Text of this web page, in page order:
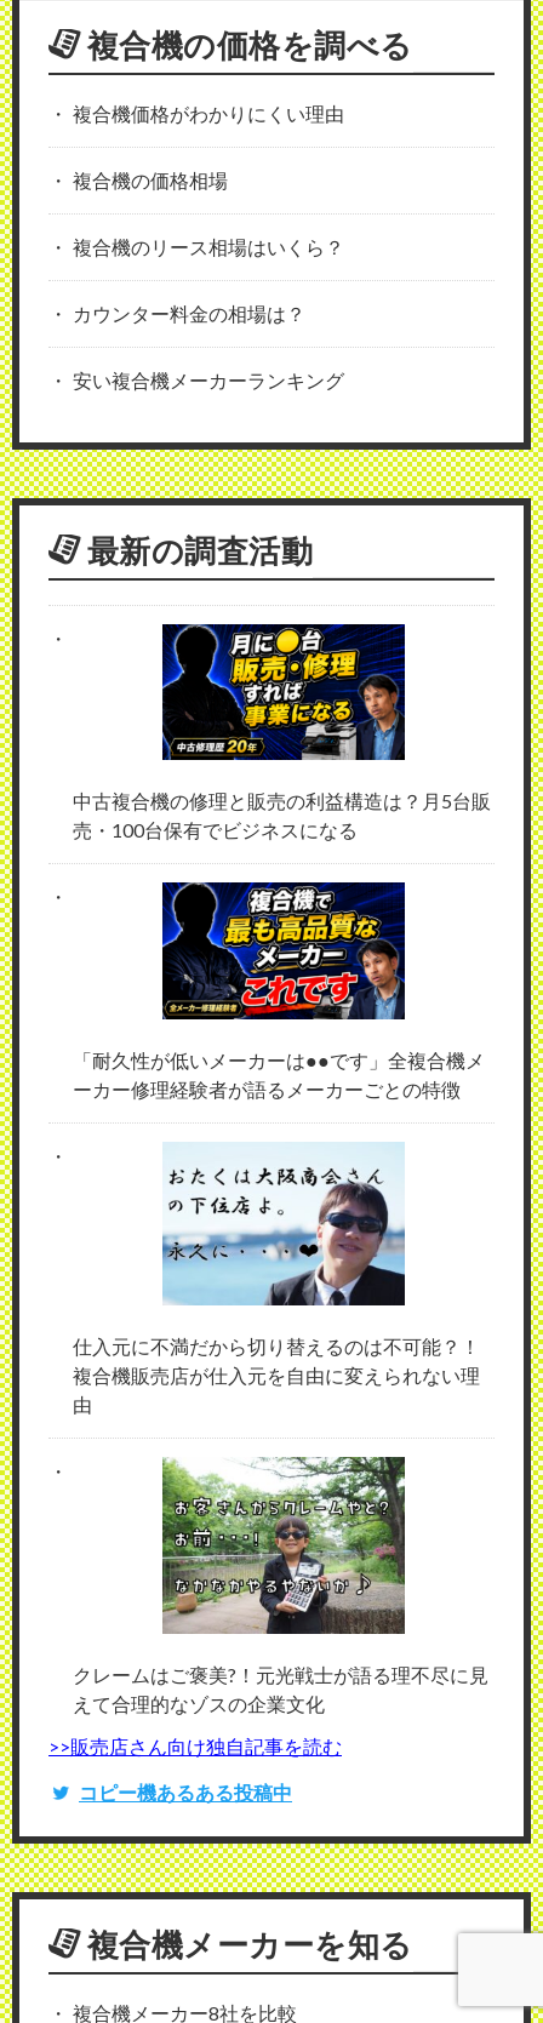
複合機の価格を調べる
複合機価格がわかりにくい理由
複合機の価格相場
複合機のリース相場はいくら？
カウンター料金の相場は？
安い複合機メーカーランキング
最新の調査活動
中古複合機の修理と販売の利益構造は？月5台販
売・100台保有でビジネスになる
「耐久性が低いメーカーは●●です」全複合機メ
ーカー修理経験者が語るメーカーごとの特徴
仕入元に不満だから切り替えるのは不可能？！
複合機販売店が仕入元を自由に変えられない理
由
クレームはご褒美?！元光戦士が語る理不尽に見
えて合理的なゾスの企業文化
>>販売店さん向け独自記事を読む
コピー機あるある投稿中
複合機メーカーを知る
複合機メーカー8社を比較